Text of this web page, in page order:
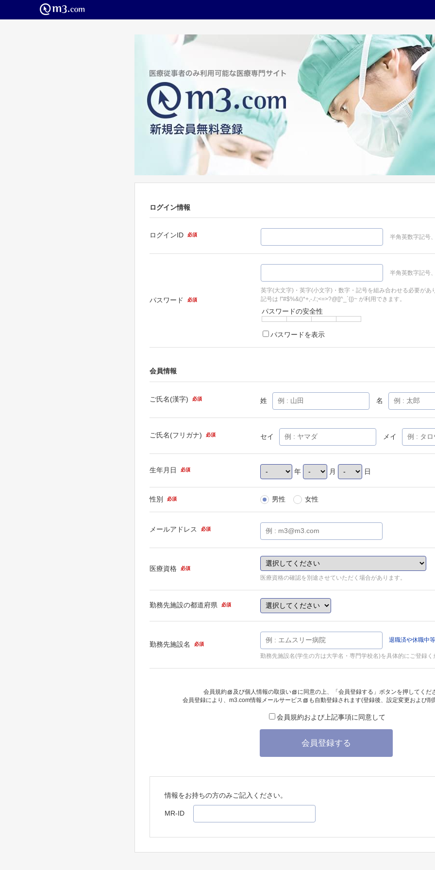
ログイン情報
ログインID 必須 半角英数字記号
パスワード 必須
半角英数字記号
英字(大文字)・英字(小文字)・数字・記号を組み合わせる必要があ
記号は !"#$%&()*+,-./:;<=>?@[]^_`{|}~ が利用できます。
パスワードの安全性
パスワードを表示
会員情報
ご氏名(漢字) 必須 姓 名
ご氏名(フリガナ) 必須 セイ メイ
生年月日 必須 年 月 日
性別 必須 男性 女性
メールアドレス 必須
医療資格 必須
医療資格の確認を別途させていただく場合があります。
勤務先施設の都道府県 必須
勤務先施設名 必須
退職済や休職中
勤務先施設名(学生の方は大学名・専門学校名)を具体的にご登録く
会員規約 及び個人情報の取扱い
に同意の上、「会員登録する」ボタンを押してくだ
会員登録により、 m3.com情報メールサービス も自動登録されます(登録後、設定変更および
会員規約および上記事項に同意して
会員登録する
情報をお持ちの方のみご記入ください。
MR-ID